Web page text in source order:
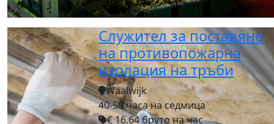
Служител за поставяне
на противопожарна
изолация на тръби
Waalwijk
40-50 часа на седмица
€ 16.64 бруто на час